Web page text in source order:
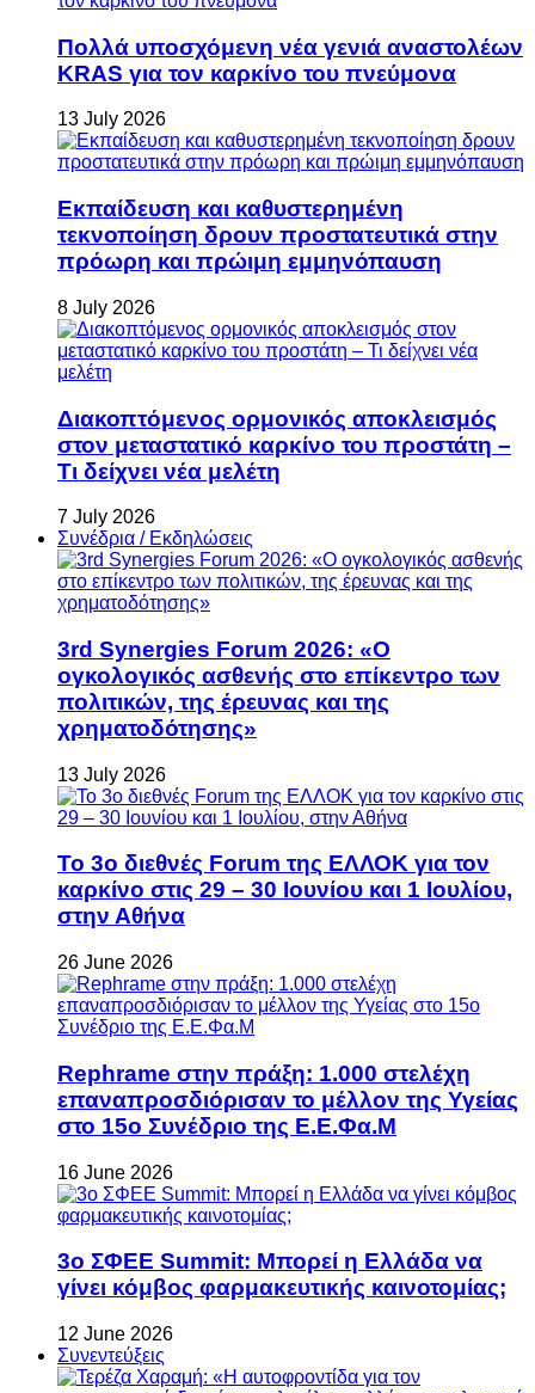
Πολλά υποσχόμενη νέα γενιά αναστολέων
KRAS για τον καρκίνο του πνεύμονα
13 July 2026
Εκπαίδευση και καθυστερημένη
τεκνοποίηση δρουν προστατευτικά στην
πρόωρη και πρώιμη εμμηνόπαυση
8 July 2026
Διακοπτόμενος ορμονικός αποκλεισμός
στον μεταστατικό καρκίνο του προστάτη –
Τι δείχνει νέα μελέτη
7 July 2026
Συνέδρια / Εκδηλώσεις
3rd Synergies Forum 2026: «Ο
ογκολογικός ασθενής στο επίκεντρο των
πολιτικών, της έρευνας και της
χρηματοδότησης»
13 July 2026
Το 3ο διεθνές Forum της ΕΛΛΟΚ για τον
καρκίνο στις 29 – 30 Ιουνίου και 1 Ιουλίου,
στην Αθήνα
26 June 2026
Rephrame στην πράξη: 1.000 στελέχη
επαναπροσδιόρισαν το μέλλον της Υγείας
στο 15ο Συνέδριο της Ε.Ε.Φα.Μ
16 June 2026
3ο ΣΦΕΕ Summit: Μπορεί η Ελλάδα να
γίνει κόμβος φαρμακευτικής καινοτομίας;
12 June 2026
Συνεντεύξεις